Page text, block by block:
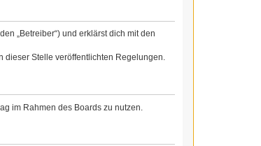
„Betreiber“) und erklärst dich mit den
dieser Stelle veröffentlichten Regelungen.
im Rahmen des Boards zu nutzen.